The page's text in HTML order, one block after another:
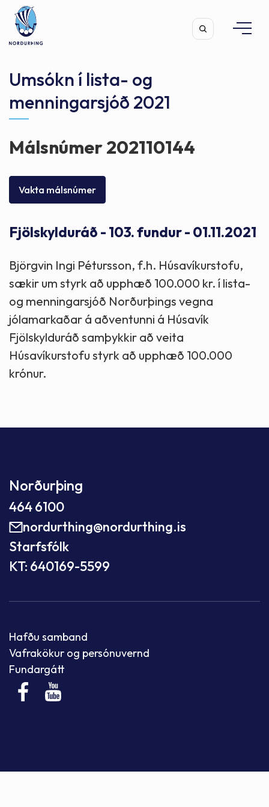
Leita
Umsókn í lista- og
menningarsjóð 2021
Málsnúmer 202110144
Vakta málsnúmer
Fjölskylduráð - 103. fundur - 01.11.2021
Björgvin Ingi Pétursson, f.h. Húsavíkurstofu,
sækir um styrk að upphæð 100.000 kr. í lista-
og menningarsjóð Norðurþings vegna
jólamarkaðar á aðventunni á Húsavík
Fjölskylduráð samþykkir að veita
Húsavíkurstofu styrk að upphæð 100.000
krónur.
Norðurþing
464 6100
nordurthing@nordurthing.is
Starfsfólk
KT: 640169-5599
Hafðu samband
Vafrakökur og persónuvernd
Fundargátt